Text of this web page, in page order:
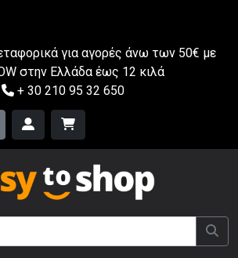
για αγορές άνω των 50€ με
στην Ελλάδα έως 12 κιλά
+ 30 210 95 32 650